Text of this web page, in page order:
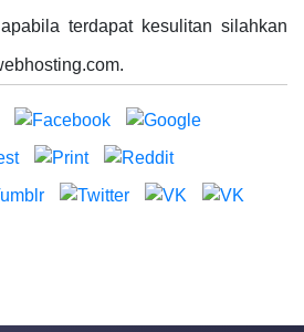
terdapat kesulitan silahkan